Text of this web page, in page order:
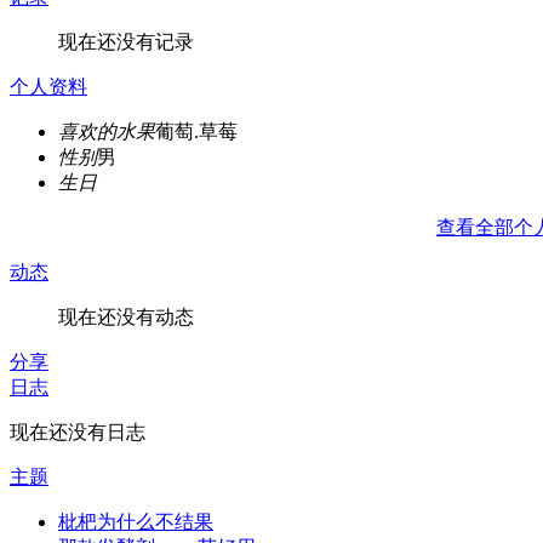
现在还没有记录
个人资料
喜欢的水果葡萄.草莓
性别男
生日
查看全部个
动态
现在还没有动态
分享
日志
现在还没有日志
主题
枇杷为什么不结果